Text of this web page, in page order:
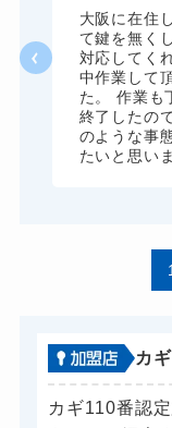
ドアノブカ
ドアノブカ
ドアノブカ
大阪に在住
て鍵を無く
対応してく
中作業して
た。 作業も
終了したの
のような事
たいと思い
1
カ
カギ110番認